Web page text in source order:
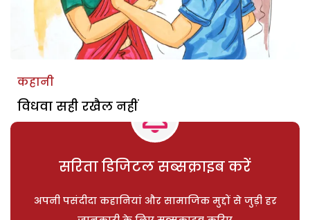
कहानी
विधवा सही रखैल नहीं
सरिता डिजिटल सब्सक्राइब करें
अपनी पसंदीदा कहानियां और सामाजिक मुद्दों से जुड़ी हर